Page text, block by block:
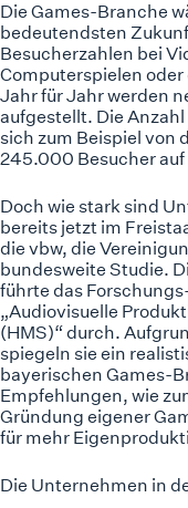
Die Games-Branche
bedeutendsten
Besucherzahlen bei
Computerspielen
Jahr für Jahr werden
aufgestellt. Die
sich zum Beispiel von
245.000 Besucher
Doch wie stark sind
bereits jetzt im
die vbw, die
bundesweite Studie.
führte das
„Audiovisuelle
(HMS)“ durch.
spiegeln sie ein
bayerischen Games-
Empfehlungen, wie
Gründung eigener
für mehr
Die Unternehmen in